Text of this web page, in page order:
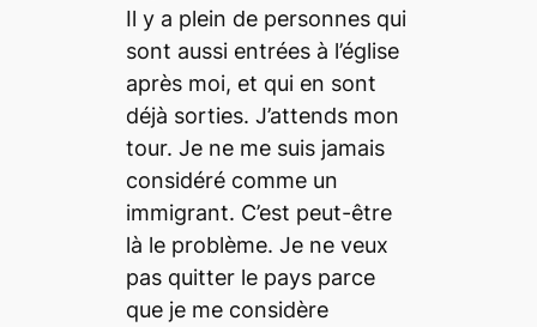
Il y a plein de personnes qui
sont aussi entrées à l’église
après moi, et qui en sont
déjà sorties. J’attends mon
tour. Je ne me suis jamais
considéré comme un
immigrant. C’est peut-être
là le problème. Je ne veux
pas quitter le pays parce
que je me considère